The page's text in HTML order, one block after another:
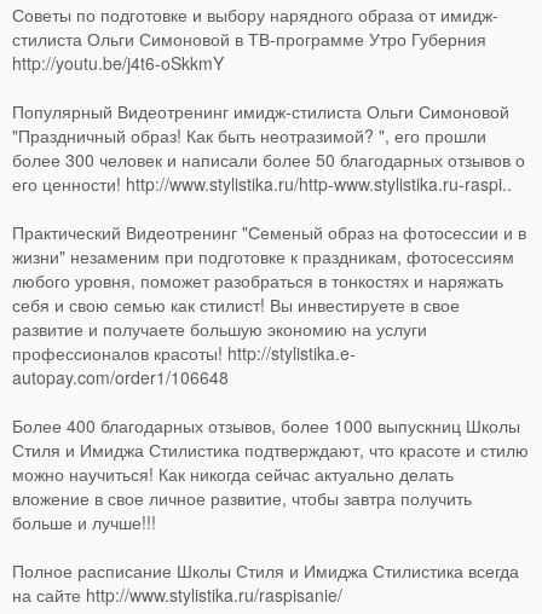
Советы по подготовке и выбору нарядного образа от имидж-
стилиста Ольги Симоновой в ТВ-программе Утро Губерния
http://youtu.be/j4t6-oSkkmY
Популярный Видеотренинг имидж-стилиста Ольги Симоновой
"Праздничный образ! Как быть неотразимой? ", его прошли
более 300 человек и написали более 50 благодарных отзывов о
его ценности! http://www.stylistika.ru/http-www.stylistika.ru-raspi..
Практический Видеотренинг "Семеный образ на фотосессии и в
жизни" незаменим при подготовке к праздникам, фотосессиям
любого уровня, поможет разобраться в тонкостях и наряжать
себя и свою семью как стилист! Вы инвестируете в свое
развитие и получаете большую экономию на услуги
профессионалов красоты! http://stylistika.e-
autopay.com/order1/106648
Более 400 благодарных отзывов, более 1000 выпускниц Школы
Стиля и Имиджа Стилистика подтверждают, что красоте и стилю
можно научиться! Как никогда сейчас актуально делать
вложение в свое личное развитие, чтобы завтра получить
больше и лучше!!!
Полное расписание Школы Стиля и Имиджа Стилистика всегда
на сайте http://www.stylistika.ru/raspisanie/